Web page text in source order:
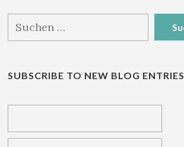
nach:
SUBSCRIBE TO NEW BLOG ENTRIES